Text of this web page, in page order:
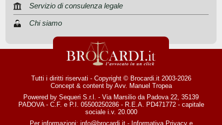
Servizio di consulenza legale
Chi siamo
Tutti i diritti riservati - Copyright © Brocardi.it 2003-2026
Concept & content by Avv. Manuel Tropea
Powered by Sequeri S.r.l. - Via Marsilio da Padova 22, 35139
PADOVA - C.F. e P.I. 05500250286 - R.E.A. PD471772 - capitale
sociale i.v. 20.000
Per informazioni: info@brocardi.it- Informativa Privacye